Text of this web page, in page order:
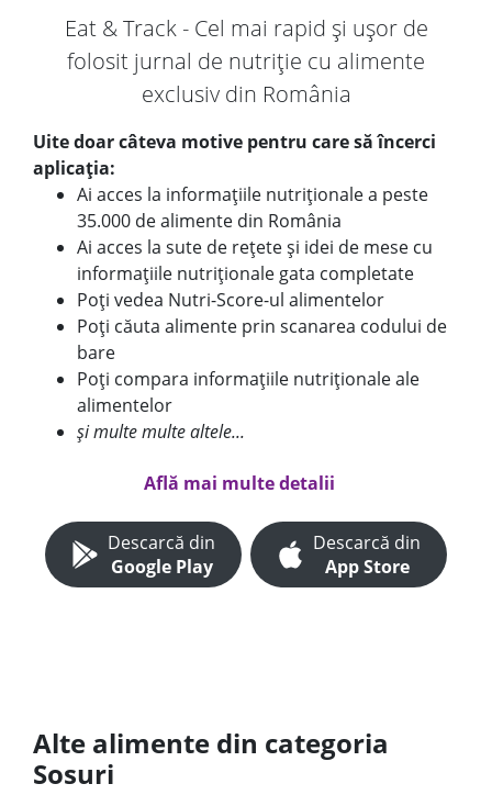
Eat & Track - Cel mai rapid și ușor de
folosit jurnal de nutriție cu alimente
exclusiv din România
Uite doar câteva motive pentru care să încerci
aplicația:
Ai acces la informațiile nutriționale a peste
35.000 de alimente din România
Ai acces la sute de rețete și idei de mese cu
informațiile nutriționale gata completate
Poți vedea Nutri-Score-ul alimentelor
Poți căuta alimente prin scanarea codului de
bare
Poți compara informațiile nutriționale ale
alimentelor
și multe multe altele...
Află mai multe detalii
Descarcă din
Google Play
Descarcă din
App Store
Alte alimente din categoria
Sosuri